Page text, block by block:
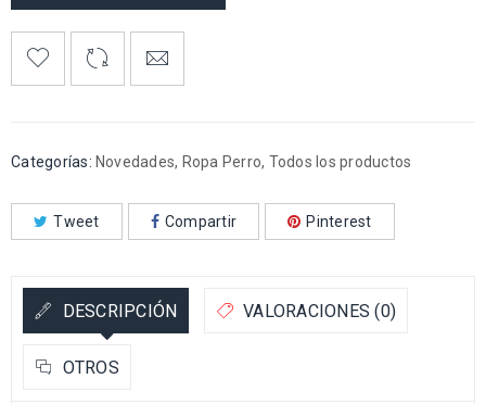
Categorías: Novedades, Ropa Perro, Todos los productos
Tweet Compartir Pinterest
DESCRIPCIÓN VALORACIONES (0)
OTROS